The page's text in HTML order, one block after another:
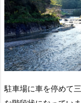
駐車場に車を停めて